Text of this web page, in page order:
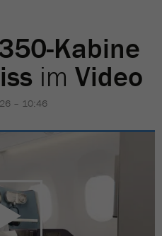
Kabine
im Video
– 10:46